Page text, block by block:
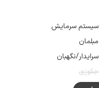
سیستم سرمایش
مبلمان
سرایدار/نگهبان
جکوزی